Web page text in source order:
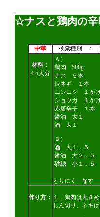
☆ナスと鶏肉の辛
中華 検索種別 ：
材料：
4-5人分
Ａ）
鶏肉 500g
ナス ５本
長ネギ １本
ニンニク １かけ
ショウガ １かけ
赤唐辛子 １本
醤油 大１
酒 大１
Ｂ）
酒 大１．５
醤油 大２．５
砂糖 小１．５
とりにく なす
作り方：
１．鶏肉は大き
じん切り、ネギ